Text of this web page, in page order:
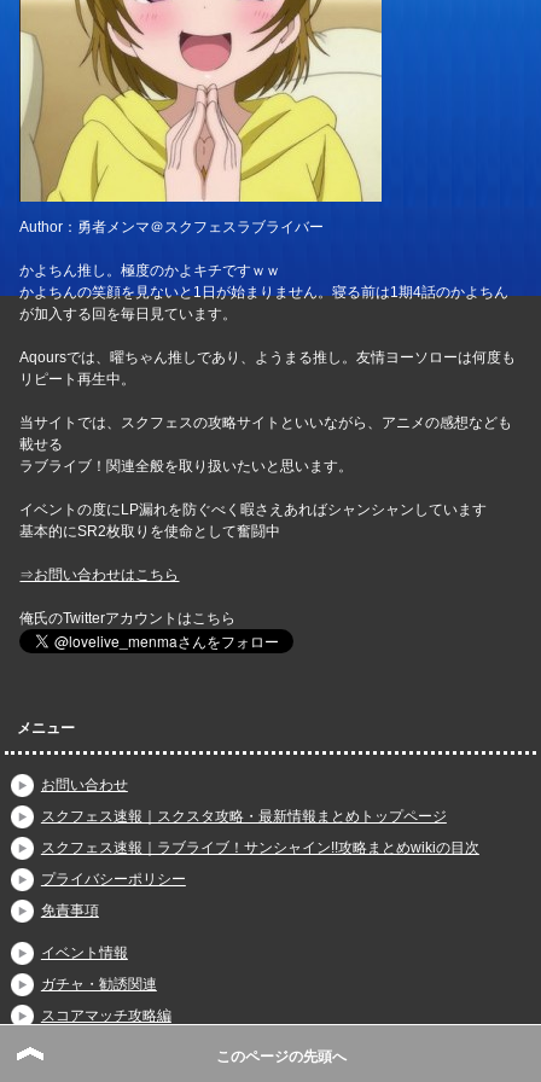
Author：勇者メンマ＠スクフェスラブライバー
かよちん推し。極度のかよキチですｗｗ
かよちんの笑顔を見ないと1日が始まりません。寝る前は1期4話のかよちん
が加入する回を毎日見ています。
Aqoursでは、曜ちゃん推しであり、ようまる推し。友情ヨーソローは何度も
リピート再生中。
当サイトでは、スクフェスの攻略サイトといいながら、アニメの感想なども
載せる
ラブライブ！関連全般を取り扱いたいと思います。
イベントの度にLP漏れを防ぐべく暇さえあればシャンシャンしています
基本的にSR2枚取りを使命として奮闘中
⇒お問い合わせはこちら
俺氏のTwitterアカウントはこちら
メニュー
お問い合わせ
スクフェス速報｜スクスタ攻略・最新情報まとめトップページ
スクフェス速報｜ラブライブ！サンシャイン!!攻略まとめwikiの目次
プライバシーポリシー
免責事項
イベント情報
ガチャ・勧誘関連
スコアマッチ攻略編
このページの先頭へ